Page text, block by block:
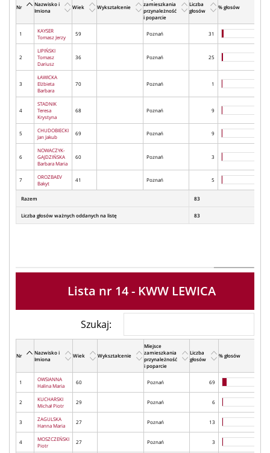
Nr
Nazwisko i
Imiona
Wiek Wykształcenie
zamieszkania
przynależność
i poparcie
Liczba
głosów
% głosów
1
KAYSER
Tomasz Jerzy
59 Poznań 31
2
LIPIŃSKI
Tomasz
Dariusz
36 Poznań 25
3
ŁAWICKA
Elżbieta
Barbara
70 Poznań 1
4
STADNIK
Teresa
Krystyna
68 Poznań 9
5
CHUDOBIECKI
Jan Jakub
69 Poznań 9
6
NOWACZYK-
GAJDZIŃSKA
Barbara Maria
60 Poznań 3
7
OROZBAEV
Bakyt
41 Poznań 5
Razem 83
Liczba głosów ważnych oddanych na listę 83
Lista nr 14 - KWW LEWICA
Szukaj:
Nr
Nazwisko i
Imiona
Wiek Wykształcenie
Miejsce
zamieszkania
przynależność
i poparcie
Liczba
głosów
% głosów
1
OWSIANNA
Halina Maria
60 Poznań 69
2
KUCHARSKI
Michał Piotr
29 Poznań 6
3
ZAGULSKA
Hanna Maria
27 Poznań 13
4
MOSZCZEŃSKI
Piotr
27 Poznań 3